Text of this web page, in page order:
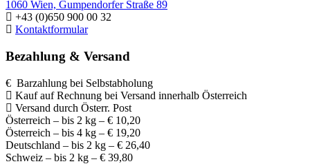
1060 Wien, Gumpendorfer Straße 89
+43 (0)650 900 00 32
Kontaktformular
Bezahlung & Versand
€ Barzahlung bei Selbstabholung
Kauf auf Rechnung bei Versand innerhalb Österreich
Versand durch Österr. Post
Österreich – bis 2 kg – € 10,20
Österreich – bis 4 kg – € 19,20
Deutschland – bis 2 kg – € 26,40
Schweiz – bis 2 kg – € 39,80